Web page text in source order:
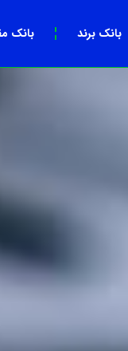
بانک برند بانک